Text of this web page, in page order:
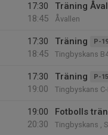
17:30
18:45
Träning
Åvallen
17:30
18:45
Träning P-19
Tingbyskans
17:30
19:00
Träning P-15
Tingbyskans C-
19:00
20:30
Fotbolls
Tingbyskans ,